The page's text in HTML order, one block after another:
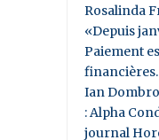
Rosalinda
«Depuis
Paiement
Ian
: Alpha
journal